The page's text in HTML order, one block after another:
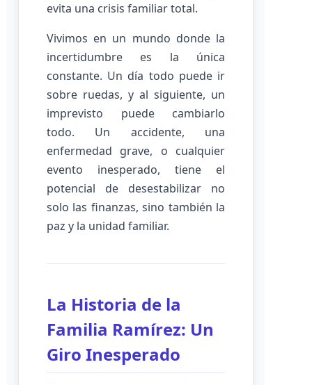
evita una crisis familiar total.
Vivimos en un mundo donde la
incertidumbre es la única
constante. Un día todo puede ir
sobre ruedas, y al siguiente, un
imprevisto puede cambiarlo
todo. Un accidente, una
enfermedad grave, o cualquier
evento inesperado, tiene el
potencial de desestabilizar no
solo las finanzas, sino también la
paz y la unidad familiar.
La Historia de la
Familia Ramírez: Un
Giro Inesperado